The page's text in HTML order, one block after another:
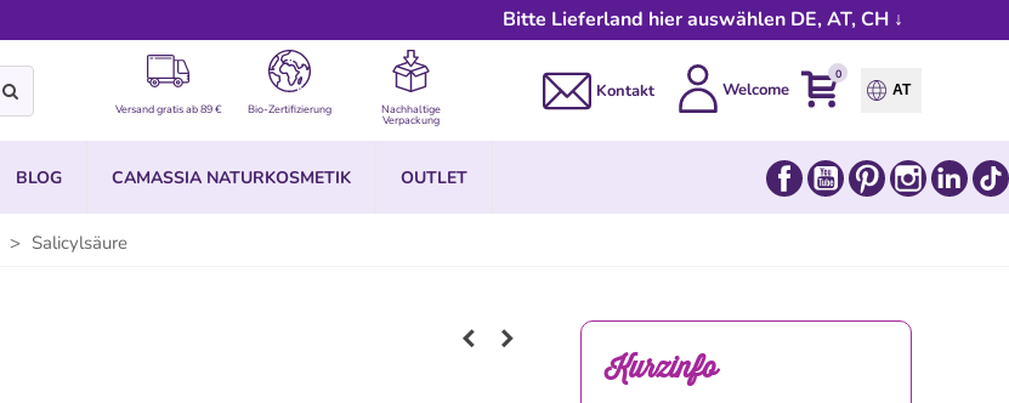
Bitte Lieferland hier auswählen DE, AT, CH ↓
Versand gratis ab 89 € Bio-Zertifizierung Nachhaltige
Verpackung
Kontakt Welcome
0
AT
BLOG CAMASSIA NATURKOSMETIK OUTLET FacebookYouTubePinterestInstagram
> Salicylsäure
Kurzinfo